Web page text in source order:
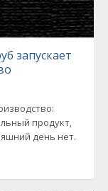
запускает
продукт,
день нет.